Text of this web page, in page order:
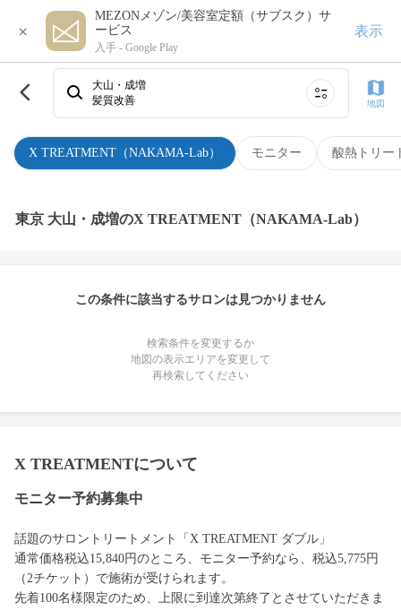
×
MEZONメゾン/美容室定額（サブスク）サ
ービス
入手 - Google Play
表示
X TREATMENT（NAKAMA-Lab） モニター 酸熱トリー
大山・成増
髪質改善
地図
東京 大山・成増のX TREATMENT（NAKAMA-Lab）
この条件に該当するサロンは見つかりません
検索条件を変更するか
地図の表示エリアを変更して
再検索してください
X TREATMENTについて
モニター予約募集中
話題のサロントリートメント「X TREATMENT ダブル」
通常価格税込15,840円のところ、モニター予約なら、税込5,775円
（2チケット）で施術が受けられます。
先着100名様限定のため、上限に到達次第終了とさせていただきま